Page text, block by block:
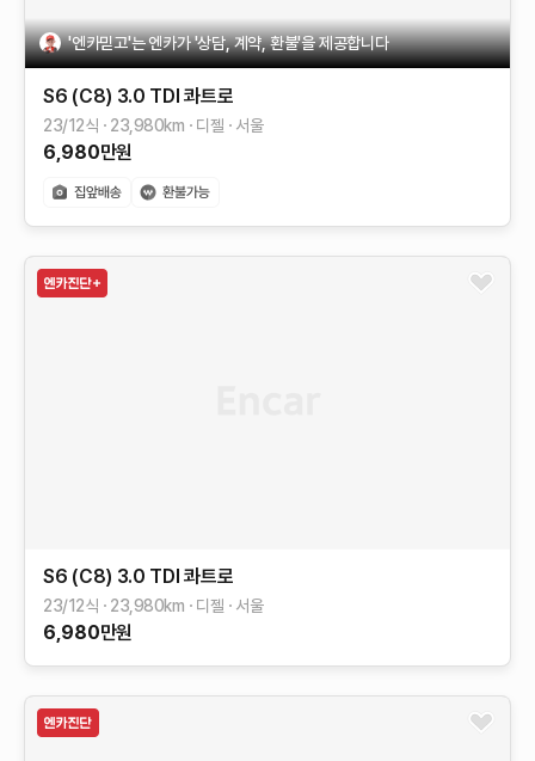
'엔카믿고'는 엔카가 '상담, 계약, 환불'을 제공합니다
S6 (C8) 3.0 TDI 콰트로
23/12식 23,980km 디젤 서울
6,980만원
S6 (C8) 3.0 TDI 콰트로
23/12식 23,980km 디젤 서울
6,980만원